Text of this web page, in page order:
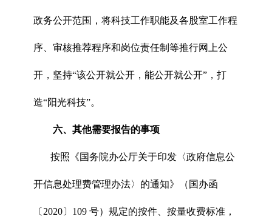
政务公开范围，将科技工作职能及各股室工作程
序、审核推荐程序和岗位责任制等推行网上公
开，坚持“该公开就公开，能公开就公开”，打
造“阳光科技”。
六、 其他需要报告的事项
按照《国务院办公厅关于印发〈政府信息公
开信息处理费管理办法〉的通知》（国办函
〔2020〕109 号）规定的按件、按量收费标准，